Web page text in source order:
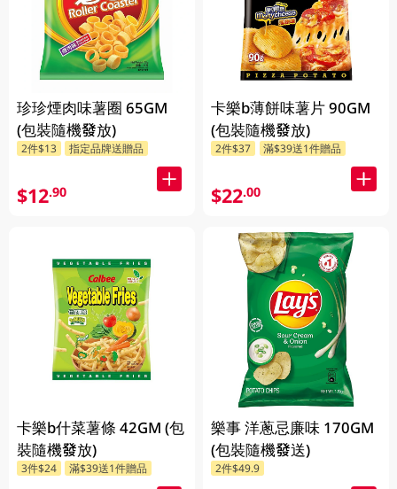
珍珍煙肉味薯圈 65GM
(包裝隨機發放)
2件$13 指定品牌送贈品
$12.90
卡樂b什菜薯條 42GM (包
裝隨機發放)
3件$24 滿$39送1件贈品
卡樂b薄餅味薯片 90GM
(包裝隨機發放)
2件$37 滿$39送1件贈品
$22.00
樂事 洋蔥忌廉味 170GM
(包裝隨機發送)
2件$49.9